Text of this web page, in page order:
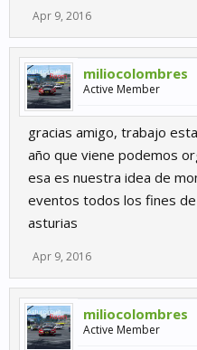
Apr 9, 2016
miliocolombres
Active Member
gracias amigo, trabajo
año que viene podemos
esa es nuestra idea de
eventos todos los fines
asturias
Apr 9, 2016
miliocolombres
Active Member